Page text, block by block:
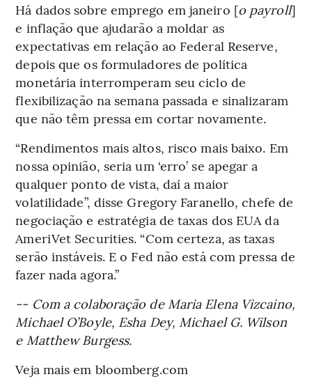
Há dados sobre emprego em janeiro [o payroll]
e inflação que ajudarão a moldar as
expectativas em relação ao Federal Reserve,
depois que os formuladores de política
monetária interromperam seu ciclo de
flexibilização na semana passada e sinalizaram
que não têm pressa em cortar novamente.
“Rendimentos mais altos, risco mais baixo. Em
nossa opinião, seria um ‘erro’ se apegar a
qualquer ponto de vista, daí a maior
volatilidade”, disse Gregory Faranello, chefe de
negociação e estratégia de taxas dos EUA da
AmeriVet Securities. “Com certeza, as taxas
serão instáveis. E o Fed não está com pressa de
fazer nada agora.”
-- Com a colaboração de Maria Elena Vizcaino,
Michael O’Boyle, Esha Dey, Michael G. Wilson
e Matthew Burgess.
Veja mais em bloomberg.com